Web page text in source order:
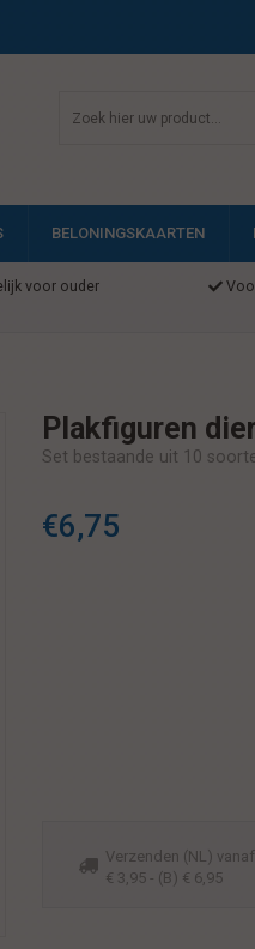
BELONINGSKAARTEN
voor ouder
Plakfiguren
Set bestaande uit 10
€6,75
Verzenden (NL) vanaf
€ 3,95 - (B) € 6,95